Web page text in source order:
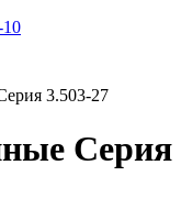
10
3.503-27
Серия